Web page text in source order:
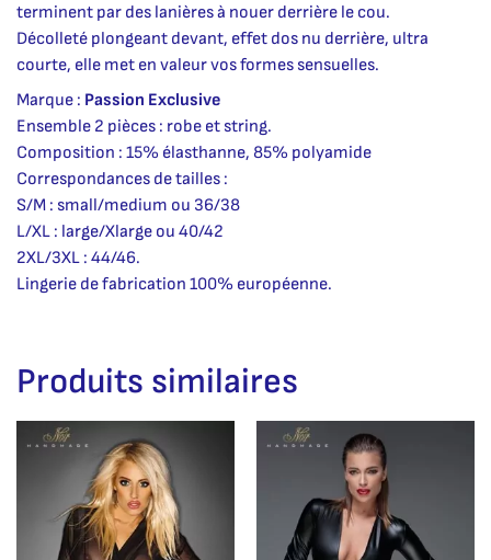
terminent par des lanières à nouer derrière le cou.
Décolleté plongeant devant, effet dos nu derrière, ultra
courte, elle met en valeur vos formes sensuelles.
Marque : Passion Exclusive
Ensemble 2 pièces : robe et string.
Composition : 15% élasthanne, 85% polyamide
Correspondances de tailles :
S/M : small/medium ou 36/38
L/XL : large/Xlarge ou 40/42
2XL/3XL : 44/46.
Lingerie de fabrication 100% européenne.
Produits similaires